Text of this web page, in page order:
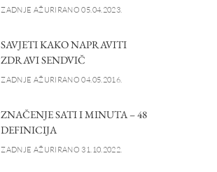
ZADNJE AŽURIRANO 05.04.2023.
SAVJETI KAKO NAPRAVITI
ZDRAVI SENDVIČ
ZADNJE AŽURIRANO 04.05.2016.
ZNAČENJE SATI I MINUTA – 48
DEFINICIJA
ZADNJE AŽURIRANO 31.10.2022.